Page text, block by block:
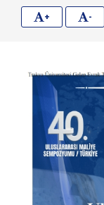
+ -